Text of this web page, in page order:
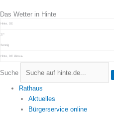
Inhalt
springen
Das Wetter in Hinte
Hinte, DE
27°
Sonnig
Hinte, DE klima ▸
Suche
Rathaus
Aktuelles
Bürgerservice online